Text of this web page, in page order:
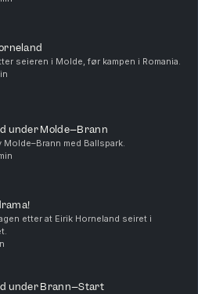
seieren i Molde, før kampen i Romania.
under Molde–Brann
Molde–Brann med Ballspark.
etter at Eirik Horneland seiret i
under Brann–Start